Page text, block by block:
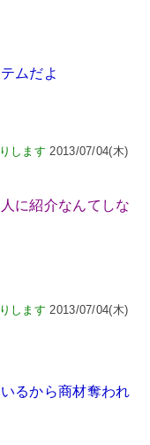
ムだよ
します 2013/07/04(木)
に紹介なんてしな
します 2013/07/04(木)
るから商材奪われ